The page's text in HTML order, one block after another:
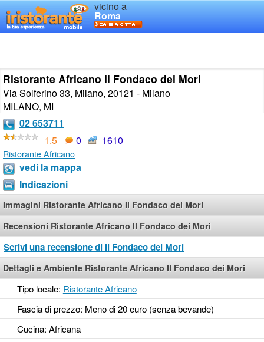
vicino a
Roma
Ristorante Africano Il Fondaco dei Mori
Via Solferino 33, Milano, 20121 - Milano
MILANO, MI
02 653711
1.5
0 1610
Ristorante Africano
vedi la mappa
Indicazioni
Immagini Ristorante Africano Il Fondaco dei Mori
Recensioni Ristorante Africano Il Fondaco dei Mori
Scrivi una recensione di Il Fondaco dei Mori
Dettagli e Ambiente Ristorante Africano Il Fondaco dei Mori
Tipo locale: Ristorante Africano
Fascia di prezzo: Meno di 20 euro (senza bevande)
Cucina: Africana